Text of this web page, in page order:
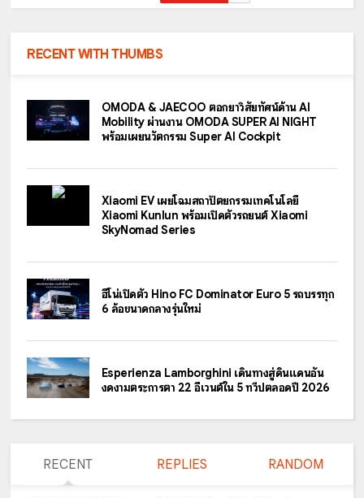
RECENT WITH THUMBS
OMODA & JAECOO ตอกย้ำวิสัยทัศน์ด้าน AI
Mobility ผ่านงาน OMODA SUPER AI NIGHT
พร้อมเผยนวัตกรรม Super AI Cockpit
Xiaomi EV เผยโฉมสถาปัตยกรรมเทคโนโลยี
Xiaomi Kunlun พร้อมเปิดตัวรถยนต์ Xiaomi
SkyNomad Series
ฮีโน่เปิดตัว Hino FC Dominator Euro 5 รถบรรทุก
6 ล้อขนาดกลางรุ่นใหม่
Esperienza Lamborghini เดินทางสู่ดินแดนอัน
งดงามตระการตา 22 อีเวนต์ใน 5 ทวีปตลอดปี 2026
RECENT REPLIES RANDOM